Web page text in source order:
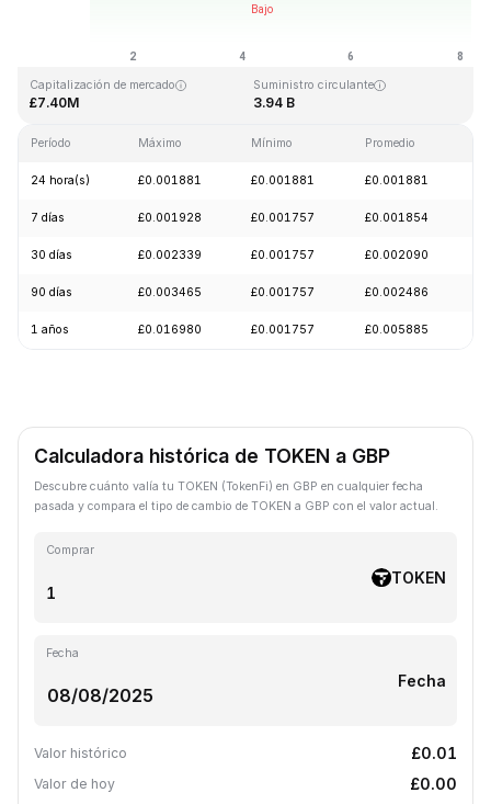
Última actualización: 2026-08-08, 04:42 GMT+0
Capitalización de mercado
£7.40M
Suministro circulante
3.94 B
Período Máximo Mínimo Promedio
24 hora(s) £0.001881 £0.001881 £0.001881
7 días £0.001928 £0.001757 £0.001854
30 días £0.002339 £0.001757 £0.002090
90 días £0.003465 £0.001757 £0.002486
1 años £0.016980 £0.001757 £0.005885
Calculadora histórica de TOKEN a GBP
Descubre cuánto valía tu TOKEN (TokenFi) en GBP en cualquier fecha
pasada y compara el tipo de cambio de TOKEN a GBP con el valor actual.
Comprar
TOKEN
Fecha
Fecha
Valor histórico £0.01
Valor de hoy £0.00